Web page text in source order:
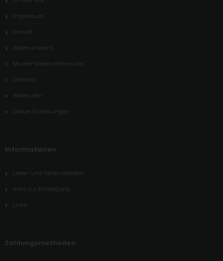
Impressum
Kontakt
Widerrufsrecht
Muster-Widerrufsformular
Lieferzeit
Widerrufen
Cookie Einstellungen
Informationen
Liefer- und Versandkosten
Infos zur Entsorgung
Links
Zahlungsmethoden